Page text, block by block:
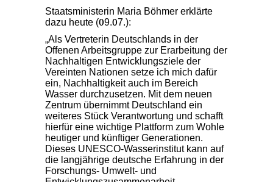
Staatsministerin Maria Böhmer erklärte
dazu heute (09.07.):
Als Vertreterin Deutschlands in der
Offenen Arbeitsgruppe zur Erarbeitung der
Nachhaltigen Entwicklungsziele der
Vereinten Nationen setze ich mich dafür
ein, Nachhaltigkeit auch im Bereich
Wasser durchzusetzen. Mit dem neuen
Zentrum übernimmt Deutschland ein
weiteres Stück Verantwortung und schafft
hierfür eine wichtige Plattform zum Wohle
heutiger und künftiger Generationen.
Dieses UNESCO-Wasserinstitut kann auf
die langjährige deutsche Erfahrung in der
Forschungs- Umwelt- und